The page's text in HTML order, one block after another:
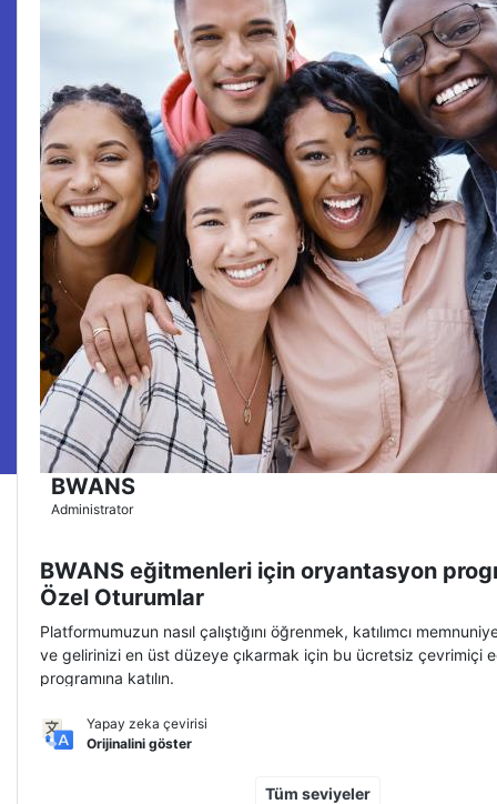
BWANS
Administrator
BWANS eğitmenleri için oryantasyon
Özel Oturumlar
Platformumuzun nasıl çalıştığını öğrenmek, katılımcı
ve gelirinizi en üst düzeye çıkarmak için bu ücretsiz çevrimiçi
programına katılın.
Yapay zeka çevirisi
Orijinalini göster
Tüm seviyeler